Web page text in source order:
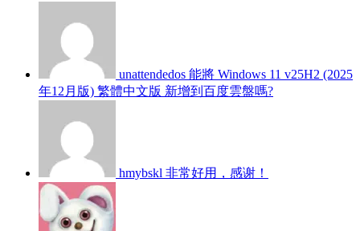
unattendedos 能將 Windows 11 v25H2 (2025
年12月版) 繁體中文版 新增到百度雲盤嗎?
hmybskl 非常好用，感谢！